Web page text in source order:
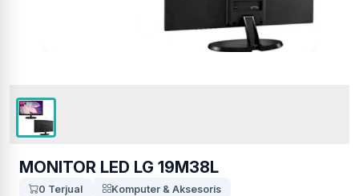
MONITOR LED LG 19M38L
0 Terjual
Komputer & Aksesoris